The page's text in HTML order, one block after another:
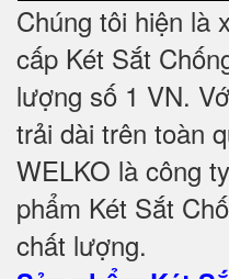
Chúng tôi hiện là
cấp Két Sắt
lượng số 1 VN.
trải dài trên toàn
WELKO là công
phẩm Két Sắt
chất lượng.